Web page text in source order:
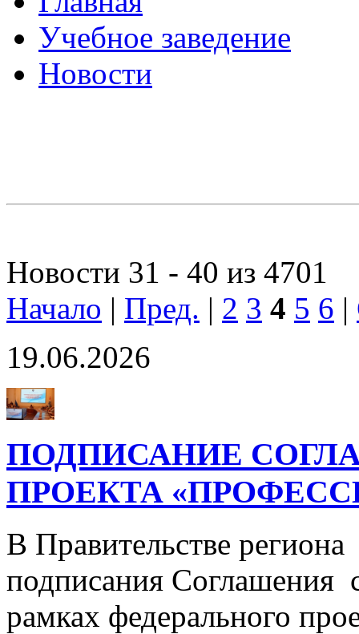
Учебное заведение
Новости
Новости 31 - 40 из 4701
Начало | Пред. | 2 3 4 5 6 |
19.06.2026
ПОДПИСАНИЕ
ПРОЕКТА
В Правительстве
подписания Соглашения
рамках федерального